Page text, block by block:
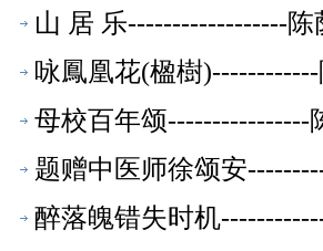
山 居 乐------------------
咏鳳凰花(楹樹
母校百年颂----------------
题赠中医师徐颂安
醉落魄错失时机